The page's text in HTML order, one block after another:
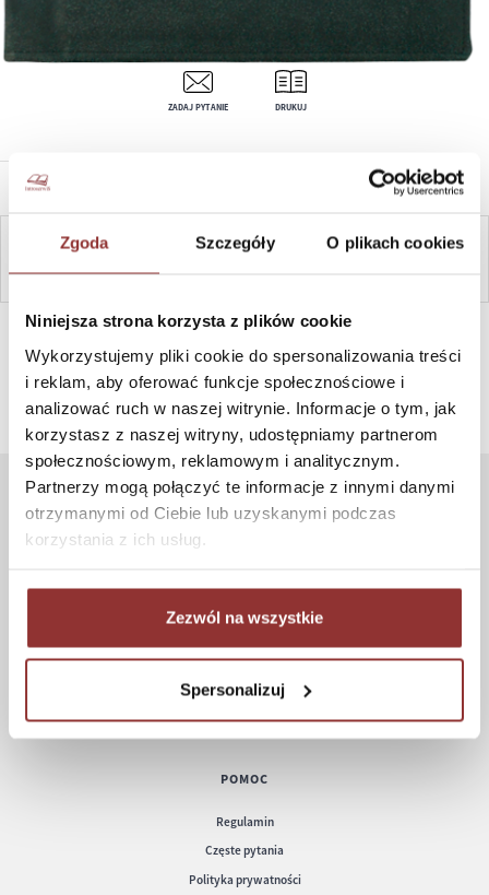
Zgoda Szczegóły O plikach cookies
Niniejsza strona korzysta z plików cookie
Wykorzystujemy pliki cookie do spersonalizowania treści
i reklam, aby oferować funkcje społecznościowe i
analizować ruch w naszej witrynie. Informacje o tym, jak
korzystasz z naszej witryny, udostępniamy partnerom
społecznościowym, reklamowym i analitycznym.
Partnerzy mogą połączyć te informacje z innymi danymi
otrzymanymi od Ciebie lub uzyskanymi podczas
korzystania z ich usług.
Zezwól na wszystkie
Spersonalizuj
ZADAJ PYTANIE DRUKUJ
ZAPYTAJ
SZYBKI KONTAKT PN-PT, 8-16, +48 698 291 992, +48 608
ZAKUPY
Czas realizacji zamówienia
Formy płatności
Koszt dostawy
POMOC
Regulamin
Częste pytania
Polityka prywatności